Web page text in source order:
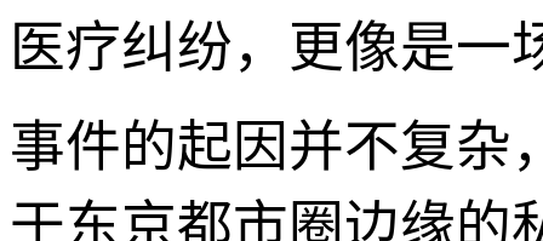
医疗纠纷，更像是一
事件的起因并不复杂
于东京都市圈边缘的